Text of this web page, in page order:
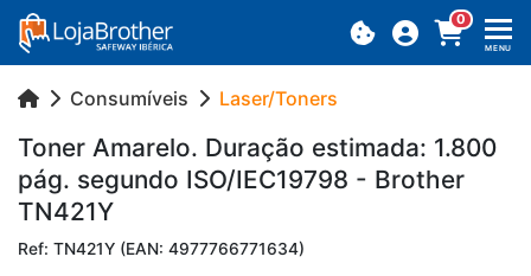
0
MENU
Consumíveis Laser/Toners
Toner Ama­relo. Du­ração es­ti­mada: 1.800
pág. se­gundo ISO/IEC19798 - Brother
TN421Y
Ref: TN421Y (EAN: 4977766771634)